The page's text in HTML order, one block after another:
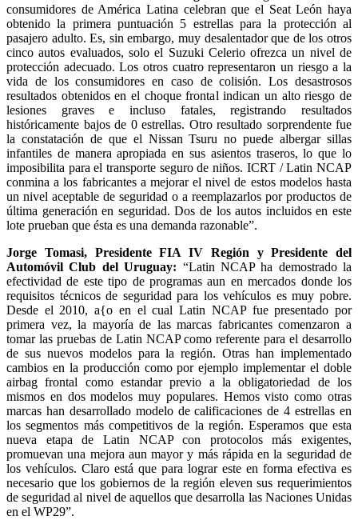
consumidores de América Latina celebran que el Seat León haya
obtenido la primera puntuación 5 estrellas para la protección al
pasajero adulto. Es, sin embargo, muy desalentador que de los otros
cinco autos evaluados, solo el Suzuki Celerio ofrezca un nivel de
protección adecuado. Los otros cuatro representaron un riesgo a la
vida de los consumidores en caso de colisión. Los desastrosos
resultados obtenidos en el choque frontal indican un alto riesgo de
lesiones graves e incluso fatales, registrando resultados
históricamente bajos de 0 estrellas. Otro resultado sorprendente fue
la constatación de que el Nissan Tsuru no puede albergar sillas
infantiles de manera apropiada en sus asientos traseros, lo que lo
imposibilita para el transporte seguro de niños. ICRT / Latin NCAP
conmina a los fabricantes a mejorar el nivel de estos modelos hasta
un nivel aceptable de seguridad o a reemplazarlos por productos de
última generación en seguridad. Dos de los autos incluidos en este
lote prueban que ésta es una demanda razonable”.
Jorge Tomasi, Presidente FIA IV Región y Presidente del
Automóvil Club del Uruguay: “Latin NCAP ha demostrado la
efectividad de este tipo de programas aun en mercados donde los
requisitos técnicos de seguridad para los vehículos es muy pobre.
Desde el 2010, a{o en el cual Latin NCAP fue presentado por
primera vez, la mayoría de las marcas fabricantes comenzaron a
tomar las pruebas de Latin NCAP como referente para el desarrollo
de sus nuevos modelos para la región. Otras han implementado
cambios en la producción como por ejemplo implementar el doble
airbag frontal como estandar previo a la obligatoriedad de los
mismos en dos modelos muy populares. Hemos visto como otras
marcas han desarrollado modelo de calificaciones de 4 estrellas en
los segmentos más competitivos de la región. Esperamos que esta
nueva etapa de Latin NCAP con protocolos más exigentes,
promuevan una mejora aun mayor y más rápida en la seguridad de
los vehículos. Claro está que para lograr este en forma efectiva es
necesario que los gobiernos de la región eleven sus requerimientos
de seguridad al nivel de aquellos que desarrolla las Naciones Unidas
en el WP29”.